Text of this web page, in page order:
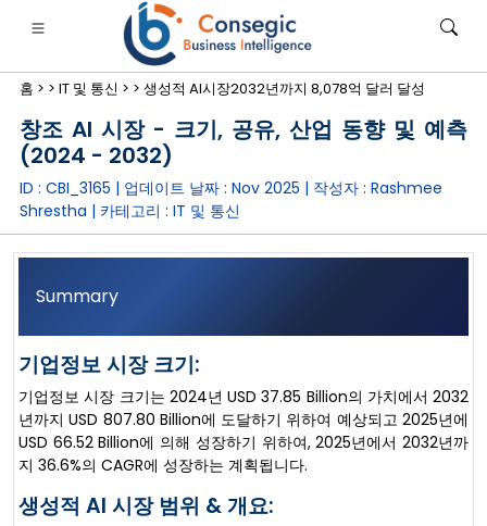
·금융·보험 • 소비재 • 에너지 및 전력
홈 > > IT 및 통신 > > 생성적 AI시장2032년까지 8,078억 달러 달성
창조 AI 시장 - 크기, 공유, 산업 동향 및 예측
(2024 - 2032)
ID : CBI_3165 | 업데이트 날짜 : Nov 2025 | 작성자 : Rashmee
Shrestha | 카테고리 : IT 및 통신
Summary
기업정보 시장 크기:
기업정보 시장 크기는 2024년 USD 37.85 Billion의 가치에서 2032
년까지 USD 807.80 Billion에 도달하기 위하여 예상되고 2025년에
USD 66.52 Billion에 의해 성장하기 위하여, 2025년에서 2032년까
지 36.6%의 CAGR에 성장하는 계획됩니다.
생성적 AI 시장 범위 & 개요: